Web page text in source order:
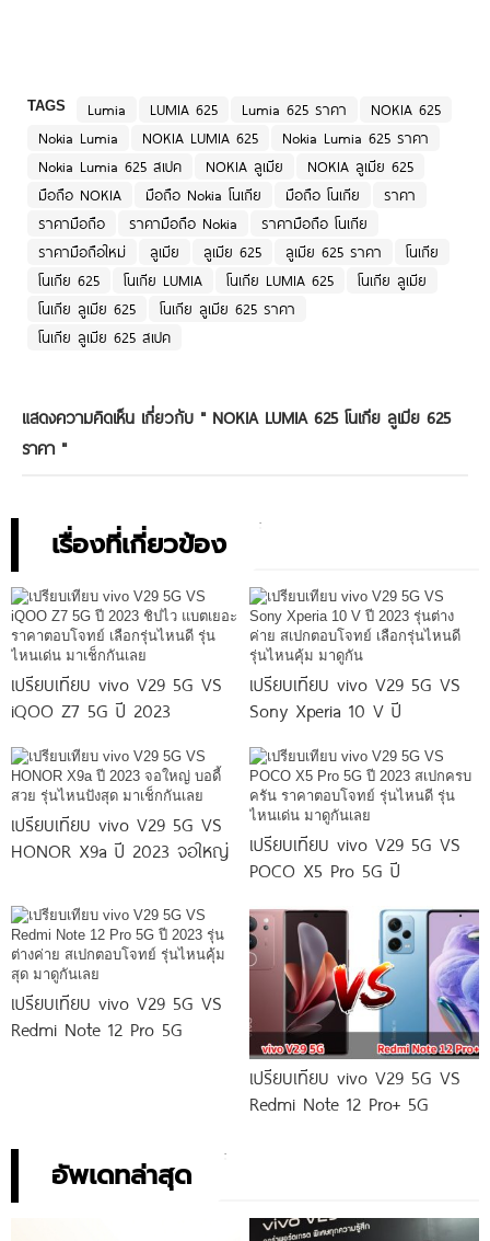
TAGS Lumia LUMIA 625 Lumia 625 ราคา
NOKIA 625
Nokia Lumia
NOKIA LUMIA 625
Nokia Lumia 625 ราคา
Nokia Lumia 625 สเปค
NOKIA ลูเมีย
NOKIA ลูเมีย 625
มือถือ NOKIA
มือถือ Nokia โนเกีย มือถือ โนเกีย
ราคา
ราคามือถือ
ราคามือถือ Nokia
ราคามือถือ โนเกีย
ราคามือถือใหม่
ลูเมีย ลูเมีย 625 ลูเมีย 625 ราคา
โนเกีย
โนเกีย 625
โนเกีย LUMIA โนเกีย LUMIA 625
โนเกีย ลูเมีย
โนเกีย ลูเมีย 625
โนเกีย ลูเมีย 625 ราคา
โนเกีย ลูเมีย 625 สเปค
แสดงความคิดเห็น เกี่ยวกับ " NOKIA LUMIA 625 โนเกีย ลูเมีย 625
ราคา "
เรื่องที่เกี่ยวข้อง
เปรียบเทียบ vivo V29 5G VS
iQOO Z7 5G ปี 2023
เปรียบเทียบ vivo V29 5G VS
Sony Xperia 10 V ปี
เปรียบเทียบ vivo V29 5G VS
HONOR X9a ปี 2023 จอใหญ่
เปรียบเทียบ vivo V29 5G VS
POCO X5 Pro 5G ปี
เปรียบเทียบ vivo V29 5G VS
Redmi Note 12 Pro 5G
เปรียบเทียบ vivo V29 5G VS
Redmi Note 12 Pro+ 5G
อัพเดทล่าสุด